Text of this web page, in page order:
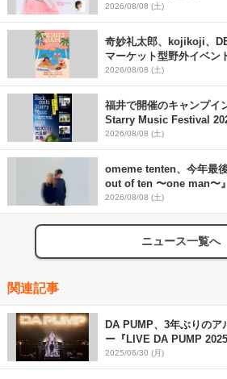
2026/08/08 (土)
奇妙礼太郎、kojikoji、
マーケット型野外イベン
早割チケット発売開始
2026/08/08 (土)
福井で開催のキャンプイ
Starry Music Festival
SCOOBIE DO、かりゆし
2026/08/08 (土)
omeme tenten、今年最
out of ten 〜one man〜
2026/08/08 (土)
ニュース一覧へ
関連記事
DA PUMP、3年ぶりの
ー『LIVE DA PUMP
開幕
2025/06/30 (月)